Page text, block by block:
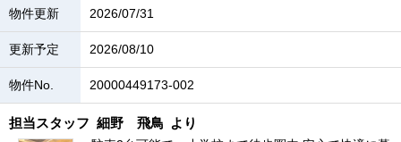
物件更新 2026/07/31
更新予定 2026/08/10
物件No. 20000449173-002
担当スタッフ 細野 飛鳥 より